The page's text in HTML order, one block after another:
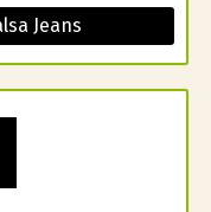
Jeans